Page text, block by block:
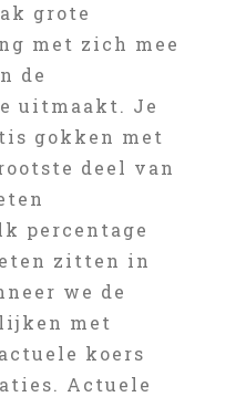
grote
met zich mee
de
uitmaakt. Je
gokken met
deel van
percentage
zitten in
we de
met
koers
Actuele